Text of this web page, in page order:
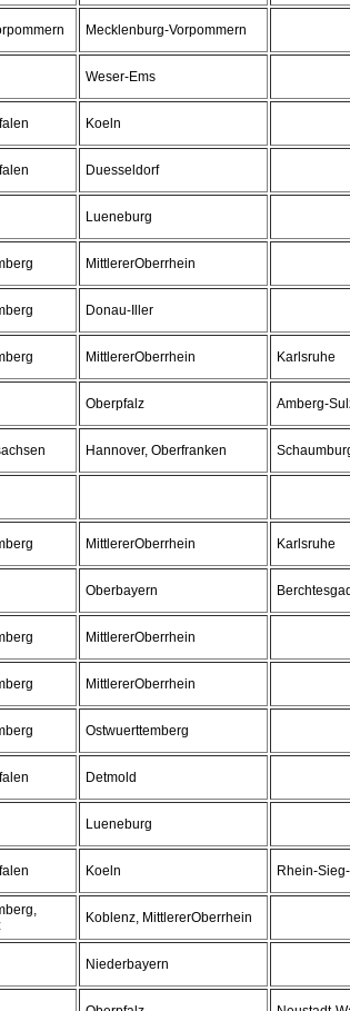
Mecklenburg-Vorpommern
Weser-Ems
Koeln
Duesseldorf
Lueneburg
MittlererOberrhein
Donau-Iller
MittlererOberrhein Karlsruhe
Oberpfalz Amberg-
Hannover, Oberfranken
MittlererOberrhein Karlsruhe
Oberbayern
MittlererOberrhein
MittlererOberrhein
Ostwuerttemberg
Detmold
Lueneburg
Koeln Rhein-
Koblenz, MittlererOberrhein
Niederbayern